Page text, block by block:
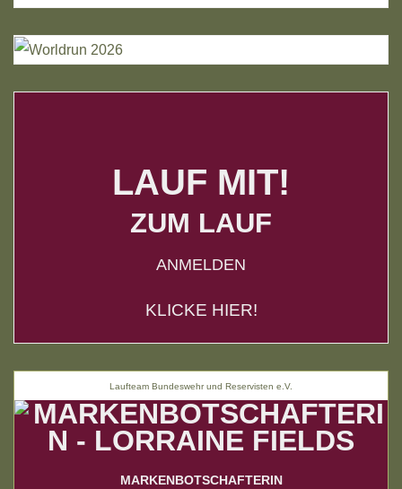
LAUF MIT!
ZUM LAUF
ANMELDEN
KLICKE HIER!
Laufteam Bundeswehr und Reservisten e.V.
MARKENBOTSCHAFTERIN